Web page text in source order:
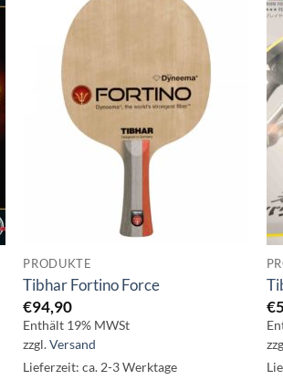
PRODUKTE
Tibhar Fortino Force
€94,90
Enthält 19% MWSt
zzgl.Versand
Lieferzeit: ca. 2-3 Werktage
€